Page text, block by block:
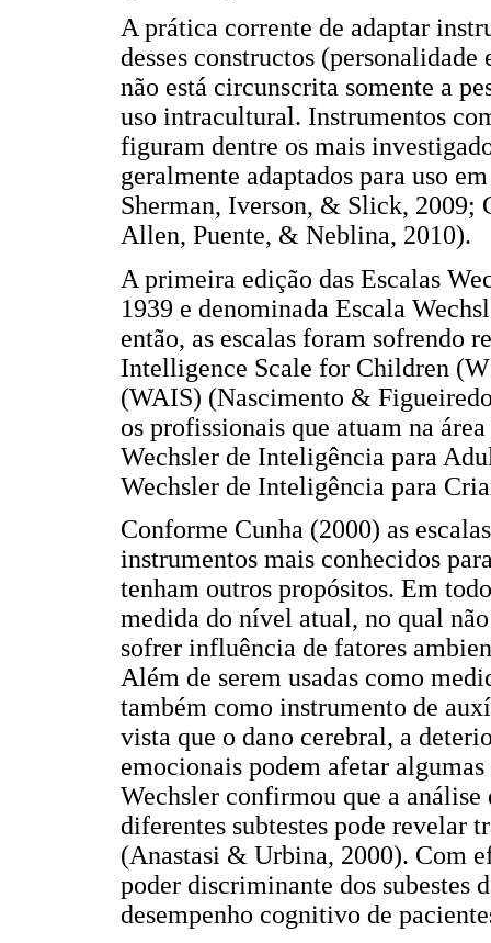
A prática corrente de adaptar
desses constructos
não está circunscrita somente a
uso intracultural. Instrumentos
figuram dentre os mais
geralmente adaptados para uso
Sherman, Iverson, & Slick, 2009;
Allen, Puente, & Neblina, 2010).
A primeira edição das Escalas
1939 e denominada Escala
então, as escalas foram sofrendo
Intelligence Scale for Children
(WAIS) (Nascimento &
os profissionais que atuam na
Wechsler de Inteligência para
Wechsler de Inteligência para
Conforme Cunha (2000) as
instrumentos mais conhecidos
tenham outros propósitos. Em
medida do nível atual, no qual
sofrer influência de fatores
Além de serem usadas como
também como instrumento de
vista que o dano cerebral, a
emocionais podem afetar
Wechsler confirmou que a
diferentes subtestes pode revelar
(Anastasi & Urbina, 2000). Com
poder discriminante dos
desempenho cognitivo de